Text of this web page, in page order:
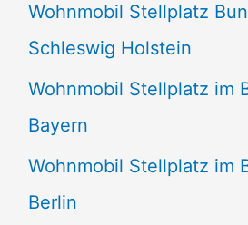
c
h
:
Wohnmobil Stellplatz
Schleswig Holstein
Wohnmobil Stellplatz im
Bayern
Wohnmobil Stellplatz im
Berlin